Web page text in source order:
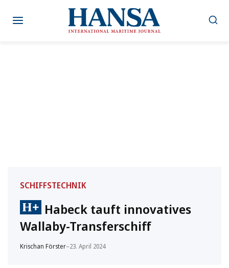
Inhalt
SCHIFFSTECHNIK
Habeck tauft innovatives
Wallaby-Transferschiff
Krischan Förster–23. April 2024